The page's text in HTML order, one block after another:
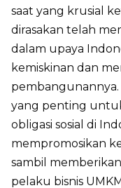
saat yang krusial
dirasakan telah
dalam upaya
kemiskinan dan
yang penting
obligasi sosial di
mempromosikan
sambil
pelaku bisnis